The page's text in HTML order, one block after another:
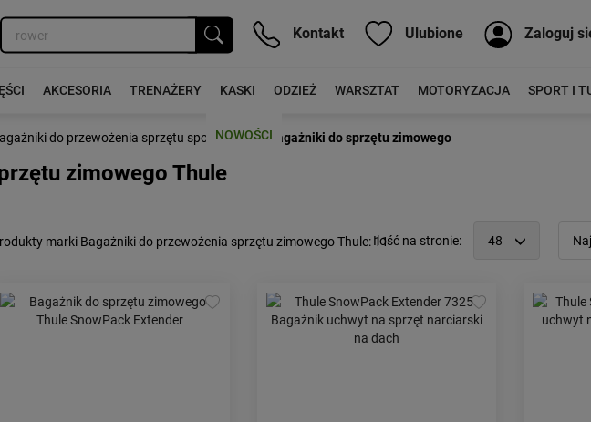
Kontakt Ulubione Zaloguj
AKCESORIA TRENAŻERY KASKI ODZIEŻ WARSZTAT MOTORYZACJA SPORT I
NOWOŚCI
do przewożenia sprzętu sportowego › Bagażniki do sprzętu zimowego
zimowego Thule
Ilość na stronie: 48
marki Bagażniki do przewożenia sprzętu zimowego Thule: 11